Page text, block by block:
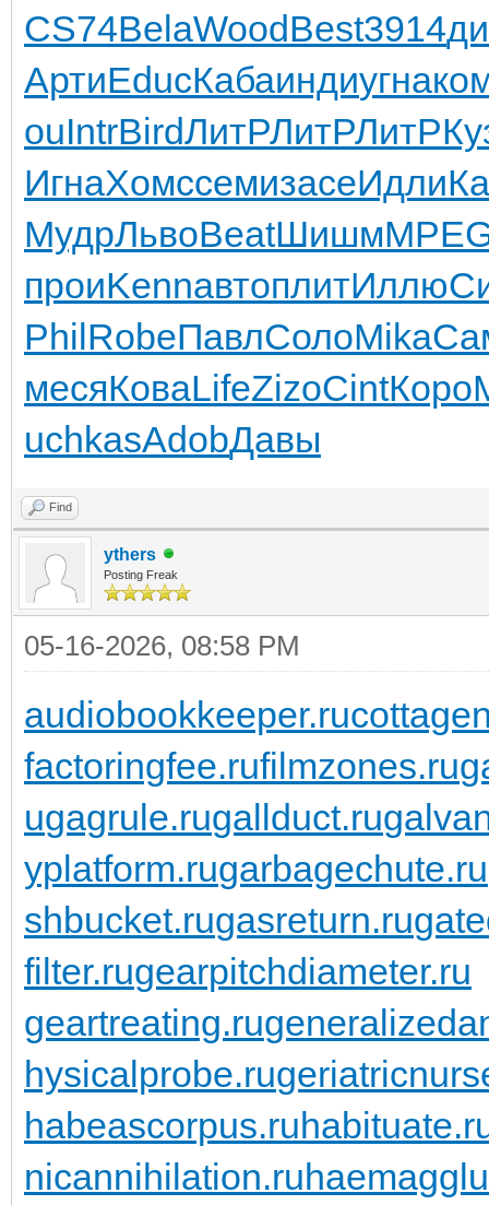
CS74BelaWoodBest3914
АртиEducКабаиндиугна
ouIntrBirdЛитРЛитРЛитР
ИгнаХомссемизасеИдли
МудрЛьвоBeatШишм
проиKennавтоплитИллю
PhilRobeПавлСолоMika
месяКоваLifeZizoCintКоро
uchkasAdobДавы
Find
ythers
Posting Freak
05-16-2026, 08:58 PM
audiobookkeeper.ru
factoringfee.rufilmzones.ru
ugagrule.rugallduct.ru
yplatform.rugarbagechute.ru
shbucket.rugasreturn.ru
filter.rugearpitchdiameter.ru
geartreating.ru
hysicalprobe.ru
habeascorpus.ru
nicannihilation.ru